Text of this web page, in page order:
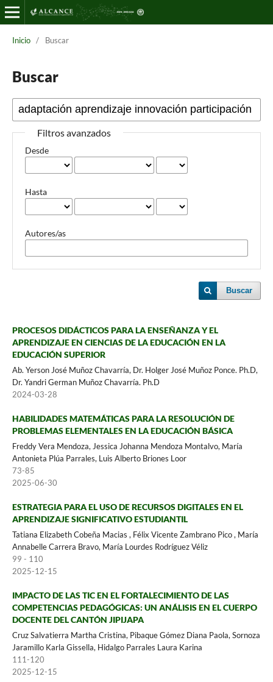
Inicio / Buscar
Buscar
Filtros avanzados
Desde
Hasta
Autores/as
Buscar
PROCESOS DIDÁCTICOS PARA LA ENSEÑANZA Y EL
APRENDIZAJE EN CIENCIAS DE LA EDUCACIÓN EN LA
EDUCACIÓN SUPERIOR
Ab. Yerson José Muñoz Chavarría, Dr. Holger José Muñoz Ponce. Ph.D,
Dr. Yandri German Muñoz Chavarría. Ph.D
2024-03-28
HABILIDADES MATEMÁTICAS PARA LA RESOLUCIÓN DE
PROBLEMAS ELEMENTALES EN LA EDUCACIÓN BÁSICA
Freddy Vera Mendoza, Jessica Johanna Mendoza Montalvo, María
Antonieta Plúa Parrales, Luis Alberto Briones Loor
73-85
2025-06-30
ESTRATEGIA PARA EL USO DE RECURSOS DIGITALES EN EL
APRENDIZAJE SIGNIFICATIVO ESTUDIANTIL
Tatiana Elizabeth Cobeña Macias , Félix Vicente Zambrano Pico , María
Annabelle Carrera Bravo, María Lourdes Rodríguez Véliz
99 - 110
2025-12-15
IMPACTO DE LAS TIC EN EL FORTALECIMIENTO DE LAS
COMPETENCIAS PEDAGÓGICAS: UN ANÁLISIS EN EL CUERPO
DOCENTE DEL CANTÓN JIPIJAPA
Cruz Salvatierra Martha Cristina, Pibaque Gómez Diana Paola, Sornoza
Jaramillo Karla Gissella, Hidalgo Parrales Laura Karina
111-120
2025-12-15